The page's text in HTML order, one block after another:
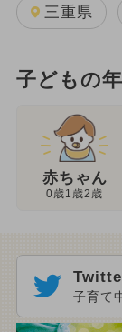
三重県
子どもの
赤ちゃん
0歳1歳2歳
子育て